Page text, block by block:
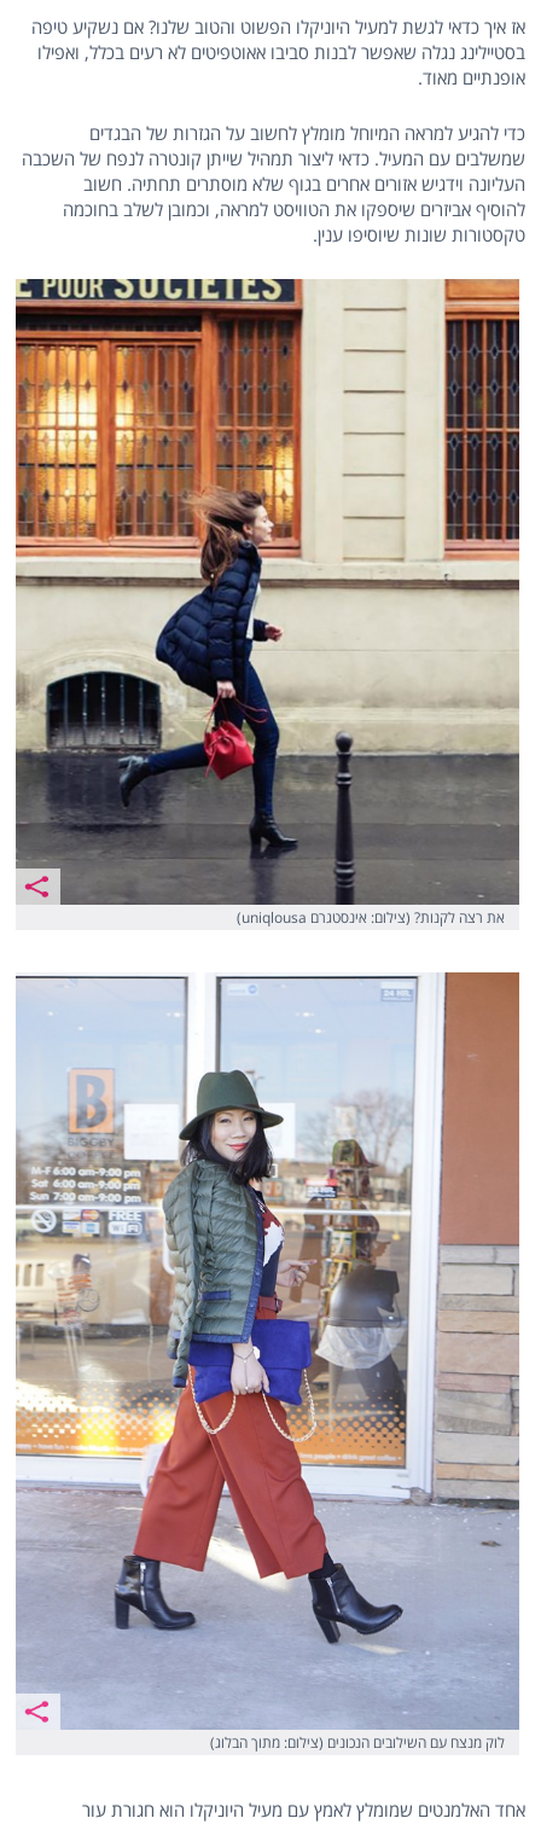
אז איך כדאי לגשת למעיל היוניקלו הפשוט והטוב שלנו? אם נשקיע טיפה
בסטיילינג נגלה שאפשר לבנות סביבו אאוטפיטים לא רעים בכלל, ואפילו
אופנתיים מאוד.
כדי להגיע למראה המיוחל מומלץ לחשוב על הגזרות של הבגדים
שמשלבים עם המעיל. כדאי ליצור תמהיל שייתן קונטרה לנפח של השכבה
העליונה וידגיש אזורים אחרים בגוף שלא מוסתרים תחתיה. חשוב
להוסיף אביזרים שיספקו את הטוויסט למראה, וכמובן לשלב בחוכמה
טקסטורות שונות שיוסיפו ענין.
את רצה לקנות? (צילום: אינסטגרם uniqlousa)
לוק מנצח עם השילובים הנכונים (צילום: מתוך הבלוג)
אחד האלמנטים שמומלץ לאמץ עם מעיל היוניקלו הוא חגורת עור